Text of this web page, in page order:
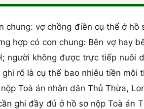
chung: vợ chồng điền cụ thể ở
hợp có con chung: Bên vợ hay
người không được trực tiếp nuôi
rõ là cụ thể bao nhiêu tiền
Toà án nhân dân Thủ Thừa,
ghi đầy đủ ở hồ sơ nộp Toà án